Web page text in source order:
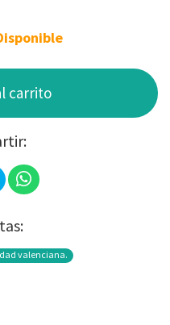
carrito
valenciana.